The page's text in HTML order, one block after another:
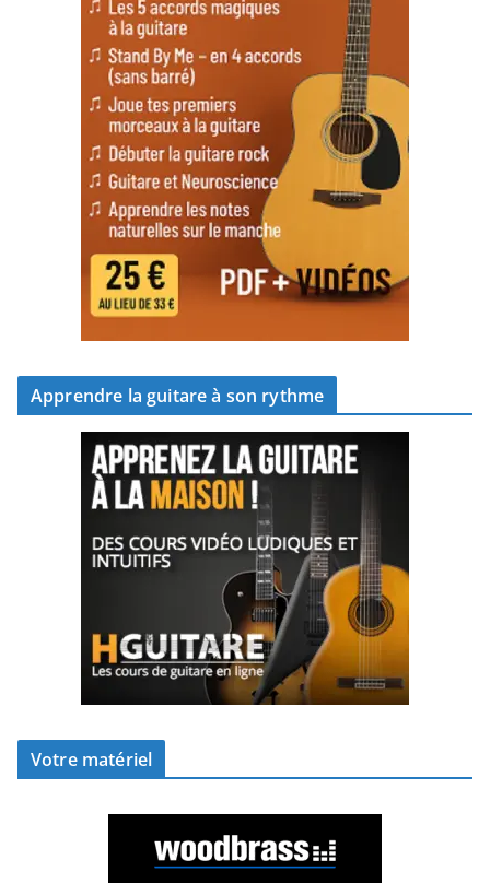
Apprendre la guitare à son rythme
Votre matériel